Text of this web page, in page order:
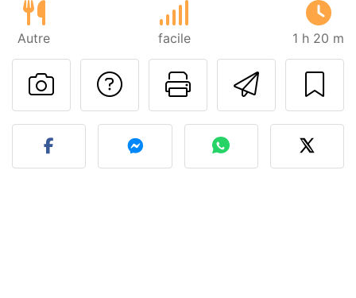
Autre facile 1 h 20 m
Imprimer
Poser une
Publier votre photo de